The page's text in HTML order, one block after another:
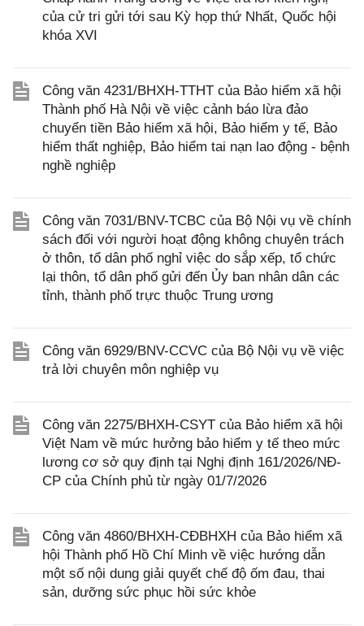
của cử tri gửi tới sau Kỳ họp thứ Nhất, Quốc hội
khóa XVI
Công văn 4231/BHXH-TTHT của Bảo hiểm xã hội
Thành phố Hà Nội về việc cảnh báo lừa đảo
chuyển tiền Bảo hiểm xã hội, Bảo hiểm y tế, Bảo
hiểm thất nghiệp, Bảo hiểm tai nạn lao động - bệnh
nghề nghiệp
Công văn 7031/BNV-TCBC của Bộ Nội vụ về chính
sách đối với người hoạt động không chuyên trách
ở thôn, tổ dân phố nghỉ việc do sắp xếp, tổ chức
lại thôn, tổ dân phố gửi đến Ủy ban nhân dân các
tỉnh, thành phố trực thuộc Trung ương
Công văn 6929/BNV-CCVC của Bộ Nội vụ về việc
trả lời chuyên môn nghiệp vụ
Công văn 2275/BHXH-CSYT của Bảo hiểm xã hội
Việt Nam về mức hưởng bảo hiểm y tế theo mức
lương cơ sở quy định tại Nghị định 161/2026/NĐ-
CP của Chính phủ từ ngày 01/7/2026
Công văn 4860/BHXH-CĐBHXH của Bảo hiểm xã
hội Thành phố Hồ Chí Minh về việc hướng dẫn
một số nội dung giải quyết chế độ ốm đau, thai
sản, dưỡng sức phục hồi sức khỏe